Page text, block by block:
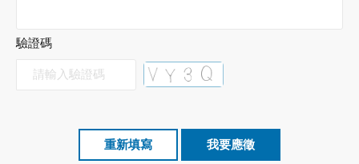
驗證碼